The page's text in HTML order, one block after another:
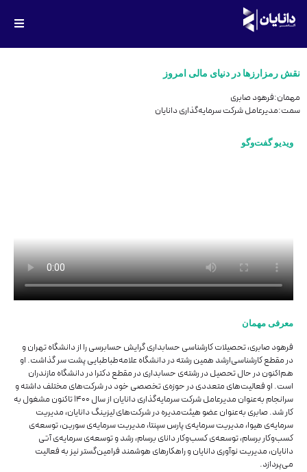
نقش رمزارزها در دنیای مالی امروز
مهمان:فرهود صابری
سمت:مدیرعامل شرکت سرمایه‌گذاری دانایان
ویدیو گفت‌وگو
معرفی مهمان
فرهود صابری، تحصیلات کارشناسی حسابداری گرایش حسابرسی را از دانشگاه تهران و
در مقطع کارشناسی‌ارشد همین رشته در دانشگاه علامه‌طباطبایی پشت سر گذاشت. او
هم‌اکنون در حال تحصیل در رشته‌ی حسابداری در مقطع دکترا در دانشگاه مازندران
است. او فعالیت‌های متعددی در حوزه‌ی تخصصی خود در شرکت‌های مختلف داشته و
سرانجام به‌عنوان مدیرعامل شرکت سرمایه‌گذاری دانایان از سال ۱۴۰۰ تاکنون مشغول به
کار شد. صابری به‌عنوان عضو هیئت‌مدیره در شرکت‌های لیزینگ دانایان، مدیریت
سرمایه‌ی هیوا، مدیریت سرمایه‌ی پارس سپنتا، مدیریت سرمایه‌ی سورین، توسعه‌ی
کسب‌وکار برسام، توسعه‌ی کسب‌و‌کار دانای برسام، رشد و توسعه‌ی سرمایه‌ی آتی
دانایان، مدیریت نوآوری دانایان و راهکارهای هوشمند فرامین‌‌گستر نیز به فعالیت
می‌پردازد.